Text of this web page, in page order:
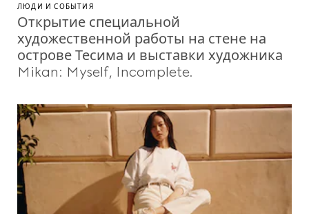
ЛЮДИ И СОБЫТИЯ
Открытие специальной
художественной работы на стене на
острове Тесима и выставки художника
Mikan: Myself, Incomplete.